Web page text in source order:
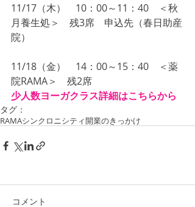
11/17（木）　10：00～11：40　＜秋
月養生処＞　残3席　申込先（春日助産
院）
11/18（金）　14：00～15：40　＜薬
院RAMA＞　残2席
少人数ヨーガクラス詳細はこちらから
タグ：
RAMAシンクロニシティ開業のきっかけ
コメント